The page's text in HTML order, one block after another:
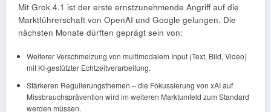
Mit Grok 4.1 ist der erste ernstzunehmende Angriff auf die
Marktführerschaft von OpenAI und Google gelungen. Die
nächsten Monate dürften geprägt sein von:
Weiterer Verschmelzung von multimodalem Input (Text, Bild, Video)
mit KI-gestützter Echtzeitverarbeitung.
Stärkeren Regulierungsthemen – die Fokussierung von xAI auf
Missbrauchsprävention wird im weiteren Marktumfeld zum Standard
werden müssen.